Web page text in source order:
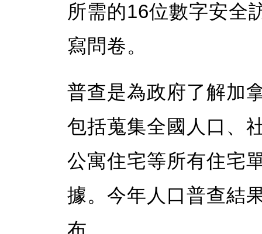
所需的16位數字安全
寫問卷。
普查是為政府了解加
包括蒐集全國人口、
公寓住宅等所有住宅
據。今年人口普查結
布。